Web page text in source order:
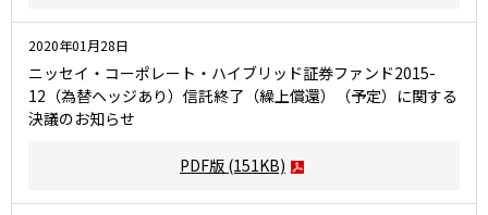
2020年01月28日
ニッセイ・コーポレート・ハイブリッド証券ファンド2015-
12（為替ヘッジあり）信託終了（繰上償還）（予定）に関する
決議のお知らせ
PDF版 (151KB)